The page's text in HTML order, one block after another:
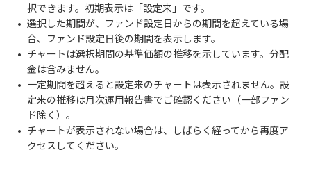
択できます。初期表示は「設定来」です。
選択した期間が、ファンド設定日からの期間を超えている場
合、ファンド設定日後の期間を表示します。
チャートは選択期間の基準価額の推移を示しています。分配
金は含みません。
一定期間を超えると設定来のチャートは表示されません。設
定来の推移は月次運用報告書でご確認ください（一部ファン
ド除く）。
チャートが表示されない場合は、しばらく経ってから再度ア
クセスしてください。